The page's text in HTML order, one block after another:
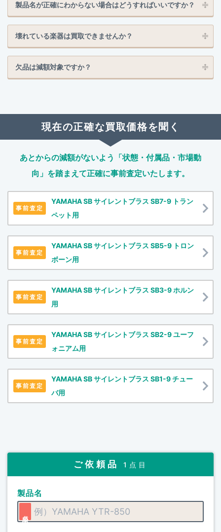
製品名が正確にわからない場合はどうすればいいですか？
壊れている楽器は買取できませんか？
欠品は減額対象ですか？
現在の正確な買取価格を聞く
あとからの減額がないよう「状態・付属品・市場動
向」を踏まえて正確に事前査定いたします。
事前査定
YAMAHA SB サイレントブラス SB7-9 トラン
ペット用
事前査定
YAMAHA SB サイレントブラス SB5-9 トロン
ボーン用
事前査定
YAMAHA SB サイレントブラス SB3-9 ホルン
用
事前査定
YAMAHA SB サイレントブラス SB2-9 ユーフ
ォニアム用
事前査定
YAMAHA SB サイレントブラス SB1-9 チュー
バ用
ご依頼品 1点目
製品名